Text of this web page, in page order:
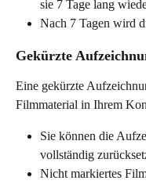
sie 7 Tage lang
Nach 7 Tagen wird
Gekürzte
Eine gekürzte
Filmmaterial in Ihrem
Sie können die
vollständig
Nicht markiertes